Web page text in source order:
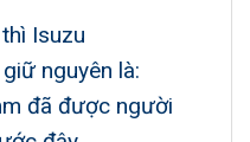
Isuzu
nguyên là:
đã được người